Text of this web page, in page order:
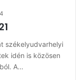
székelyudvarhelyi
idén is közösen
A…